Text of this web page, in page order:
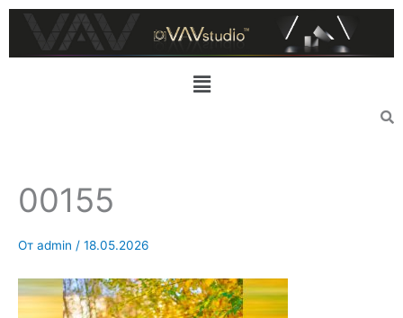
Перейти
содержимому
Меню
00155
От admin / 18.05.2026